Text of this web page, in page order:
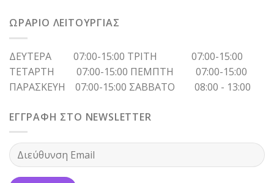
ΩΡΑΡΙΟ ΛΕΙΤΟΥΡΓΙΑΣ
ΔΕΥΤΕΡΑ 07:00-15:00 ΤΡΙΤΗ 07:00-15:00
ΤΕΤΑΡΤΗ 07:00-15:00 ΠΕΜΠΤΗ 07:00-15:00
ΠΑΡΑΣΚΕΥΗ 07:00-15:00 ΣΑΒΒΑΤΟ 08:00 - 13:00
ΕΓΓΡΑΦΗ ΣΤΟ NEWSLETTER